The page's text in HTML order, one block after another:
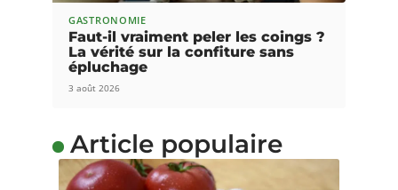
GASTRONOMIE
Faut-il vraiment peler les coings ?
La vérité sur la confiture sans
épluchage
3 août 2026
Article populaire